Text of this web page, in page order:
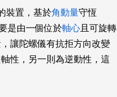
裝置，基於角動量守恆
是由一個位於軸心 且可旋轉
讓陀螺儀有抗拒方向改變
性，另一則為逆動性，這